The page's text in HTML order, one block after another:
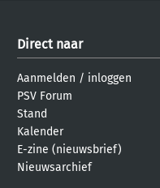
Direct naar
Aanmelden / inloggen
PSV Forum
Stand
Kalender
E-zine (nieuwsbrief)
Nieuwsarchief